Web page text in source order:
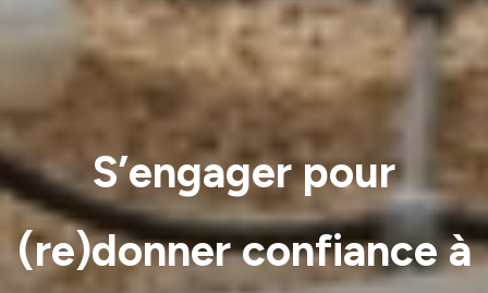
S’engager pour
(re)donner confiance à